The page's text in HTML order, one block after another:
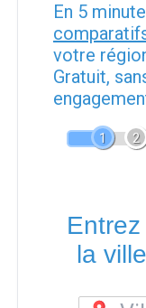
En 5
votre
Gratuit,
1 2
la